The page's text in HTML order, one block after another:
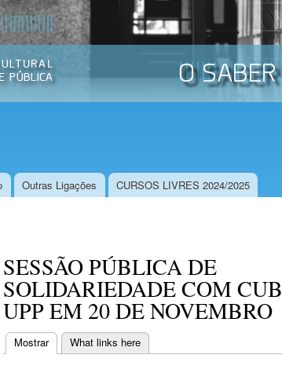
Outras Ligações CURSOS LIVRES 2024/2025
SESSÃO PÚBLICA DE
SOLIDARIEDADE COM
UPP EM 20 DE NOVEMBRO
Separadores primários
Mostrar(separador ativo)
What links here